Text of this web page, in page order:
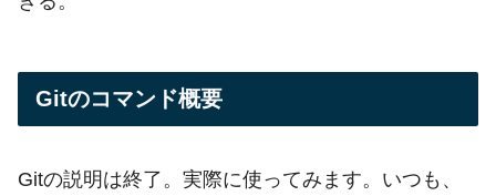
Gitのコマンド概要
Gitの説明は終了。実際に使ってみます。いつも、